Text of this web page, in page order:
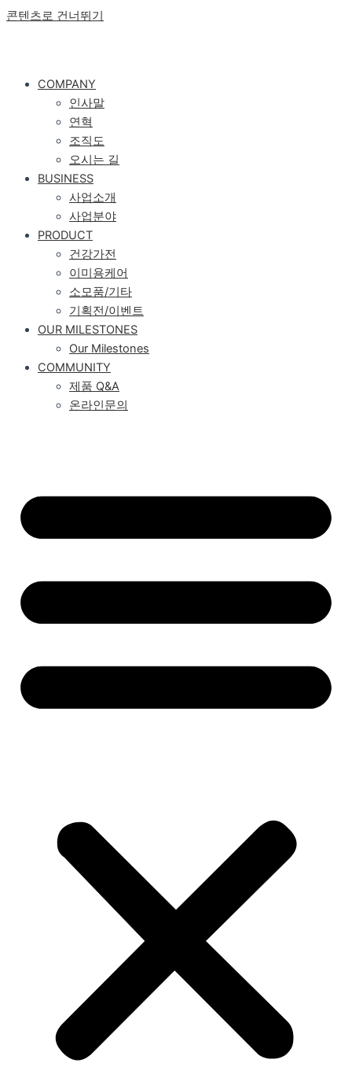
콘텐츠로 건너뛰기
COMPANY
인사말
연혁
조직도
오시는 길
BUSINESS
사업소개
사업분야
PRODUCT
건강가전
이미용케어
소모품/기타
기획전/이벤트
OUR MILESTONES
Our Milestones
COMMUNITY
제품 Q&A
온라인문의